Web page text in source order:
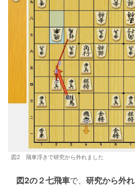
図2 飛車浮きで研究から外れました
図2の２七飛車で、 研究から外れ